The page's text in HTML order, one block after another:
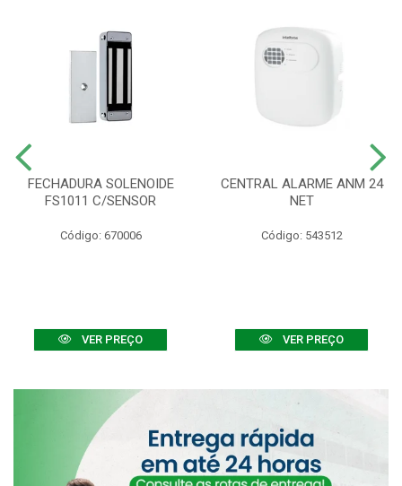
FECHADURA SOLENOIDE
FS1011 C/SENSOR
Código: 670006
VER PREÇO
CENTRAL ALARME ANM 24
NET
Código: 543512
VER PREÇO